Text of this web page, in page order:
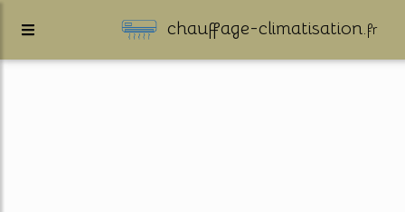
chauffage-climatisation.fr